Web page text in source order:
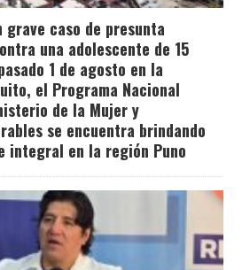
grave caso de presunta
una adolescente de 15
1 de agosto en la
el Programa Nacional
de la Mujer y
se encuentra brindando
integral en la región Puno